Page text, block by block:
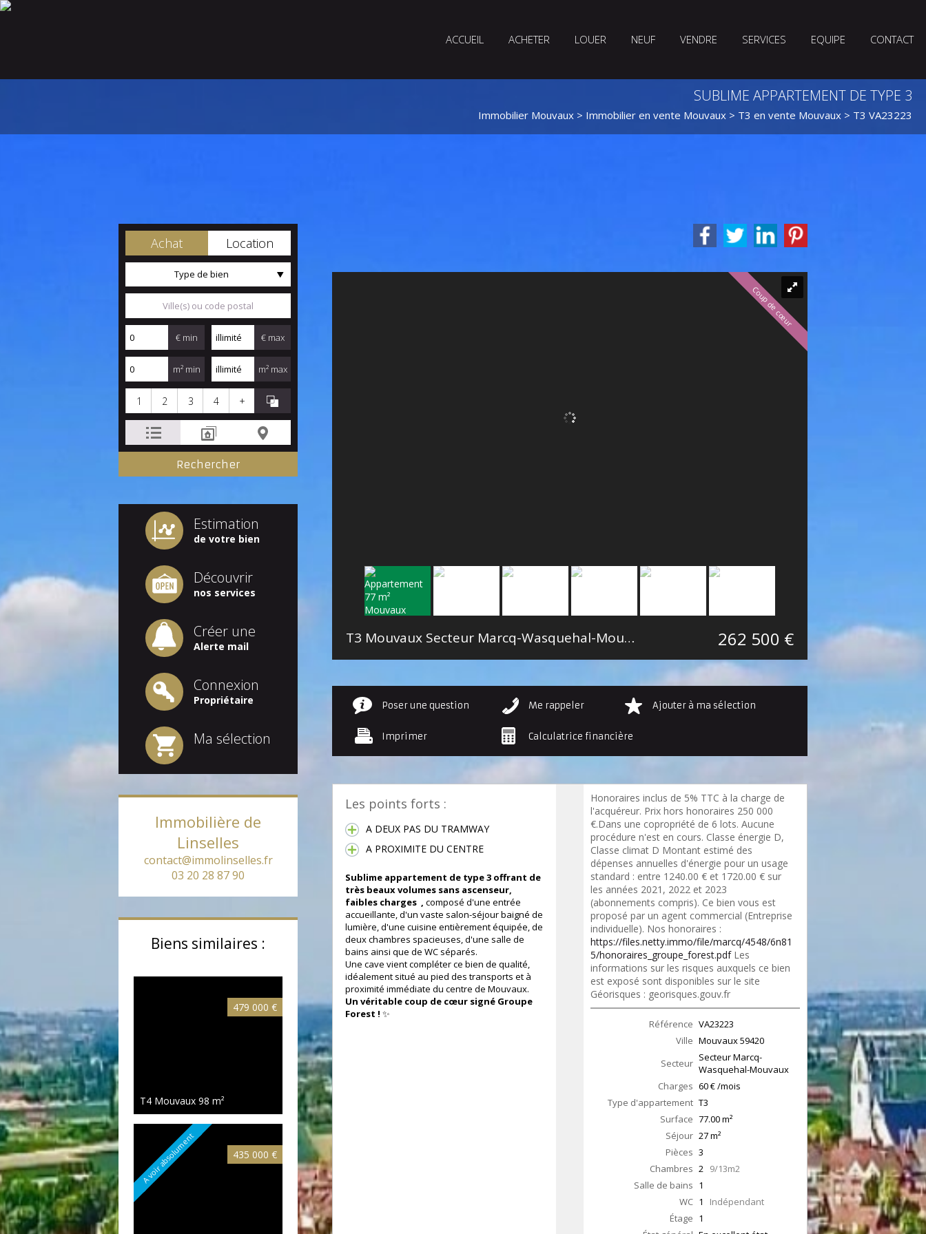
ACCUEIL ACHETER LOUER NEUF VENDRE SERVICES EQUIPE CONTACT
SUBLIME APPARTEMENT DE TYPE 3
Immobilier Mouvaux > Immobilier en vente Mouvaux > T3 en vente Mouvaux > T3 VA23223
Achat Location
Type de bien
€ min € max
m² min m² max
1 2 3 4 +
Estimation
de votre bien
Découvrir
nos services
Créer une
Alerte mail
Connexion
Propriétaire
Ma sélection
Immobilière de
Linselles
contact@immolinselles.fr
03 20 28 87 90
Biens similaires :
479 000 €
T4 Mouvaux 98 m²
A voir absolument 435 000 €
Coup de cœur
T3 Mouvaux Secteur Marcq-Wasquehal-Mouvaux 262 500 €
Poser une question Me rappeler Ajouter à ma sélection
Imprimer Calculatrice financière
Les points forts :
A DEUX PAS DU TRAMWAY
A PROXIMITE DU CENTRE
Sublime appartement de type 3 offrant de
très beaux volumes sans ascenseur,
faibles charges , composé d'une entrée
accueillante, d'un vaste salon-séjour baigné de
lumière, d'une cuisine entièrement équipée, de
deux chambres spacieuses, d'une salle de
bains ainsi que de WC séparés.
Une cave vient compléter ce bien de qualité,
idéalement situé au pied des transports et à
proximité immédiate du centre de Mouvaux.
Un véritable coup de cœur signé Groupe
Forest ! ✨
Honoraires inclus de 5% TTC à la charge de
l'acquéreur. Prix hors honoraires 250 000
€.Dans une copropriété de 6 lots. Aucune
procédure n'est en cours. Classe énergie D,
Classe climat D Montant estimé des
dépenses annuelles d'énergie pour un usage
standard : entre 1240.00 € et 1720.00 € sur
les années 2021, 2022 et 2023
(abonnements compris). Ce bien vous est
proposé par un agent commercial (Entreprise
individuelle). Nos honoraires :
https://files.netty.immo/file/marcq/4548/6n81
5/honoraires_groupe_forest.pdfLes
informations sur les risques auxquels ce bien
est exposé sont disponibles sur le site
Géorisques : georisques.gouv.fr
Référence VA23223
Ville Mouvaux59420
Secteur Secteur Marcq-
Wasquehal-Mouvaux
Charges 60 € /mois
Type d'appartement T3
Surface 77.00m²
Séjour 27m²
Pièces 3
Chambres 2 9/13m2
Salle de bains 1
WC 1 Indépendant
Étage 1